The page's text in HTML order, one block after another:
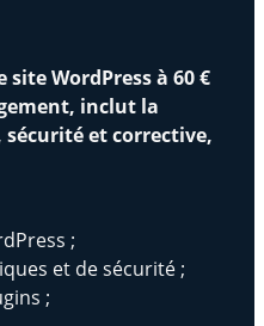
site WordPress à 60 €
inclut la
et corrective,
;
et de sécurité ;
;